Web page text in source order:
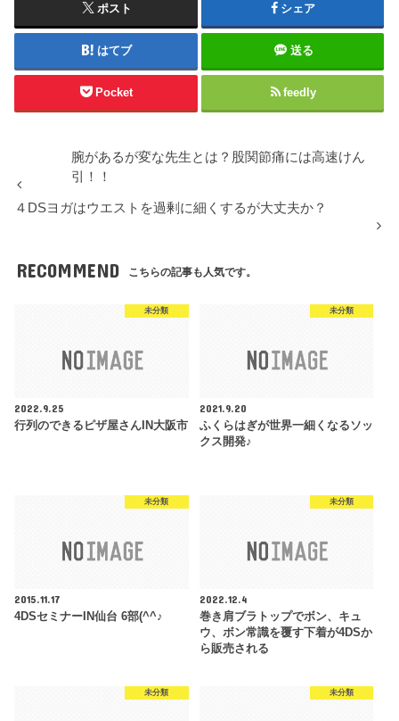
ポスト シェア
はてブ 送る
Pocket feedly
腕があるが変な先生とは？股関節痛には高速けん
引！！
４DSヨガはウエストを過剰に細くするが大丈夫か？
RECOMMEND こちらの記事も人気です。
未分類
2022.9.25
行列のできるピザ屋さんIN大阪市
未分類
2021.9.20
ふくらはぎが世界一細くなるソッ
クス開発♪
未分類
2015.11.17
4DSセミナーIN仙台 6部(^^♪
未分類
2022.12.4
巻き肩ブラトップでボン、キュ
ウ、ボン常識を覆す下着が4DSか
ら販売される
未分類 未分類